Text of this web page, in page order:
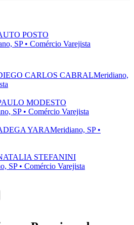
POSTO
SP • Comércio Varejista
CARLOS CABRALMeridiano,
MODESTO
SP • Comércio Varejista
YARAMeridiano, SP •
STEFANINI
SP • Comércio Varejista